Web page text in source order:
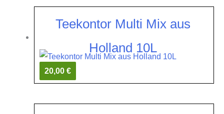
Teekontor Multi Mix aus
Holland 10L
20,00 €